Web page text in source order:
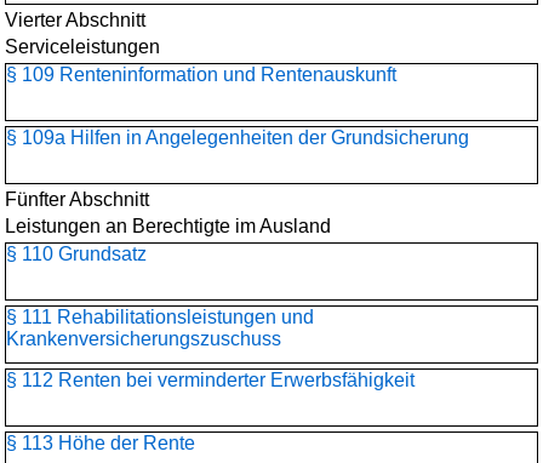
Vierter Abschnitt
Serviceleistungen
§ 109 Renteninformation und Rentenauskunft
§ 109a Hilfen in Angelegenheiten der Grundsicherung
Fünfter Abschnitt
Leistungen an Berechtigte im Ausland
§ 110 Grundsatz
§ 111 Rehabilitationsleistungen und
Krankenversicherungszuschuss
§ 112 Renten bei verminderter Erwerbsfähigkeit
§ 113 Höhe der Rente